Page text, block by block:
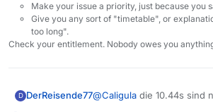
Make your issue a priority, just because you
Give you any sort of "timetable", or
too long".
Check your entitlement. Nobody owes you
D DerReisende77@Caligula die 10.44s sind